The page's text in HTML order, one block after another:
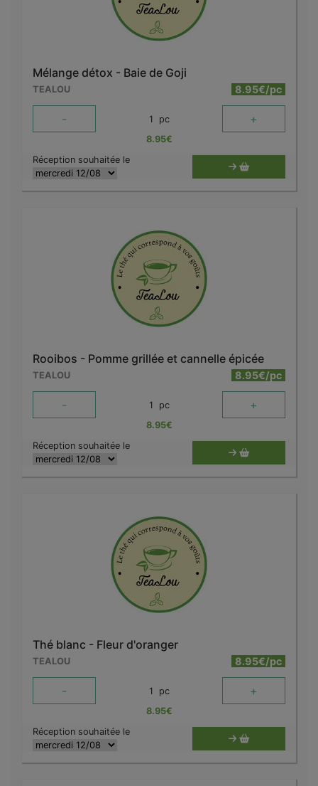
Mélange détox - Baie de Goji
TEALOU 8.95€/pc
- 1 pc +
8.95€
Réception souhaitée le
Rooibos - Pomme grillée et cannelle épicée
TEALOU 8.95€/pc
- 1 pc +
8.95€
Réception souhaitée le
Thé blanc - Fleur d'oranger
TEALOU 8.95€/pc
- 1 pc +
8.95€
Réception souhaitée le